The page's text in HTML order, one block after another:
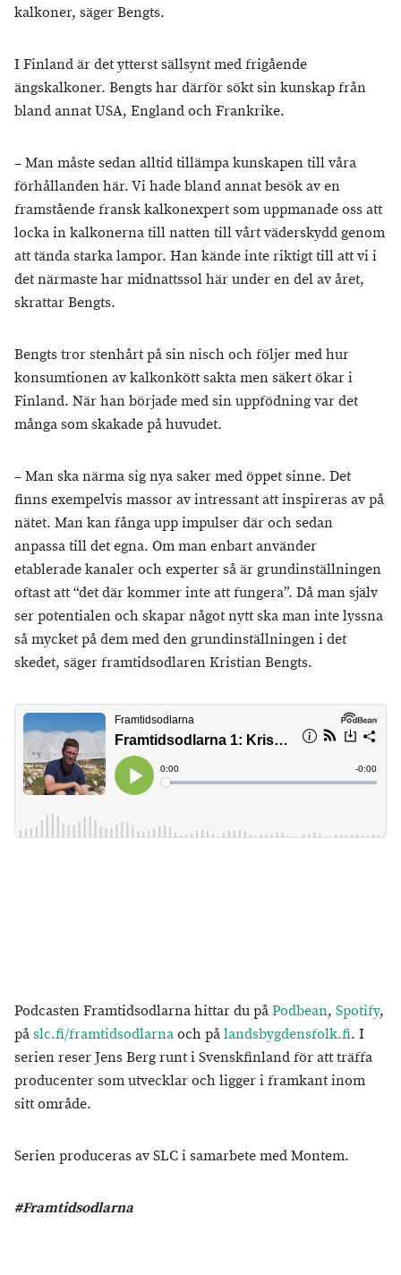
kalkoner, säger Bengts.
I Finland är det ytterst sällsynt med frigående
ängskalkoner. Bengts har därför sökt sin kunskap från
bland annat USA, England och Frankrike.
– Man måste sedan alltid tillämpa kunskapen till våra
förhållanden här. Vi hade bland annat besök av en
framstående fransk kalkonexpert som uppmanade oss att
locka in kalkonerna till natten till vårt väderskydd genom
att tända starka lampor. Han kände inte riktigt till att vi i
det närmaste har midnattssol här under en del av året,
skrattar Bengts.
Bengts tror stenhårt på sin nisch och följer med hur
konsumtionen av kalkonkött sakta men säkert ökar i
Finland. När han började med sin uppfödning var det
många som skakade på huvudet.
– Man ska närma sig nya saker med öppet sinne. Det
finns exempelvis massor av intressant att inspireras av på
nätet. Man kan fånga upp impulser där och sedan
anpassa till det egna. Om man enbart använder
etablerade kanaler och experter så är grundinställningen
oftast att “det där kommer inte att fungera”. Då man själv
ser potentialen och skapar något nytt ska man inte lyssna
så mycket på dem med den grundinställningen i det
skedet, säger framtidsodlaren Kristian Bengts.
Podcasten Framtidsodlarna hittar du påPodbean, Spotify,
påslc.fi/framtidsodlarnaoch pålandsbygdensfolk.fi. I
serien reser Jens Berg runt i Svenskfinland för att träffa
producenter som utvecklar och ligger i framkant inom
sitt område.
Serien produceras av SLC i samarbete med Montem.
#Framtidsodlarna